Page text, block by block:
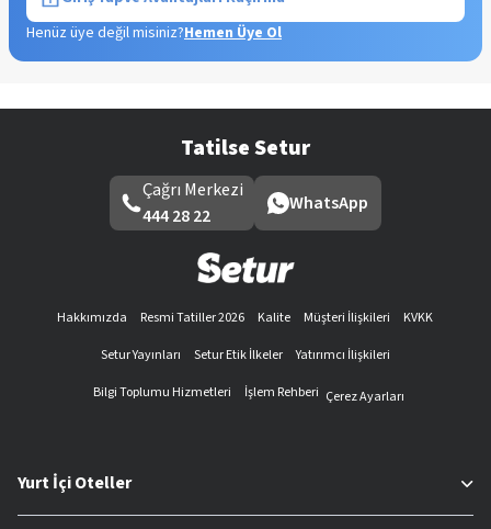
Henüz üye değil misiniz?Hemen Üye Ol
Tatilse Setur
Çağrı Merkezi
444 28 22
WhatsApp
Hakkımızda Resmi Tatiller 2026 Kalite Müşteri İlişkileri
KVKK
Setur Yayınları
Setur Etik İlkeler
Yatırımcı İlişkileri
Bilgi Toplumu Hizmetleri
İşlem Rehberi Çerez Ayarları
Yurt İçi Oteller